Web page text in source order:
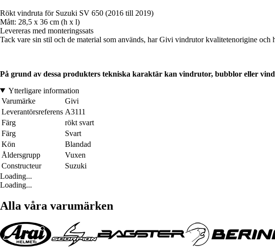
Rökt vindruta för Suzuki SV 650 (2016 till 2019)
Mått: 28,5 x 36 cm (h x l)
Levereras med monteringssats
Tack vare sin stil och de material som används, har Givi vindrutor kvalitetenorigine
På grund av dessa produkters tekniska karaktär kan vindrutor, bubblor eller
Ytterligare information
Varumärke
Givi
Leverantörsreferens A3111
Färg
rökt svart
Färg
Svart
Kön
Blandad
Åldersgrupp
Vuxen
Constructeur
Suzuki
Loading...
Loading...
Alla våra varumärken